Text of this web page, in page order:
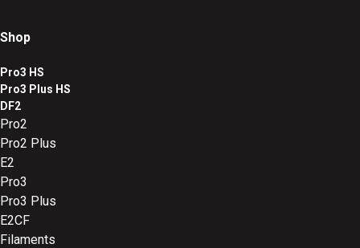
Shop
Pro3 HS
Pro3 Plus HS
DF2
Pro2
Pro2 Plus
E2
Pro3
Pro3 Plus
E2CF
Filaments